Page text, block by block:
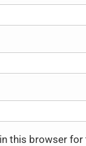
this browser